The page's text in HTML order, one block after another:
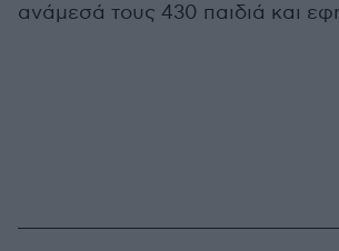
ανάμεσά τους 430 παιδιά και